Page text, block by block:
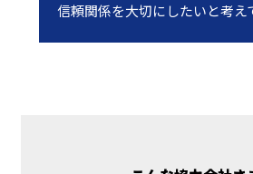
信頼関係を大切にしたいと考え